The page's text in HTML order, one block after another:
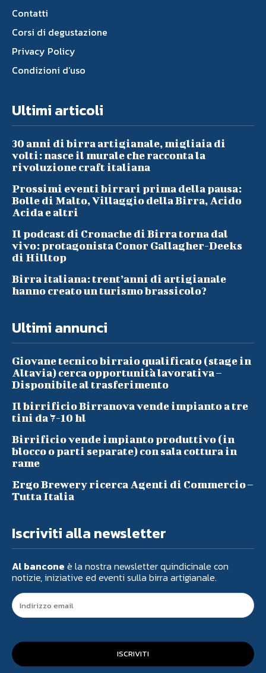
Contatti
Corsi di degustazione
Privacy Policy
Condizioni d’uso
Ultimi articoli
30 anni di birra artigianale, migliaia di
volti: nasce il murale che racconta la
rivoluzione craft italiana
Prossimi eventi birrari prima della pausa:
Bolle di Malto, Villaggio della Birra, Acido
Acida e altri
Il podcast di Cronache di Birra torna dal
vivo: protagonista Conor Gallagher-Deeks
di Hilltop
Birra italiana: trent’anni di artigianale
hanno creato un turismo brassicolo?
Ultimi annunci
Giovane tecnico birraio qualificato (stage in
Altavia) cerca opportunità lavorativa –
Disponibile al trasferimento
Il birrificio Birranova vende impianto a tre
tini da 7-10 hl
Birrificio vende impianto produttivo (in
blocco o parti separate) con sala cottura in
rame
Ergo Brewery ricerca Agenti di Commercio –
Tutta Italia
Iscriviti alla newsletter
Al bancone è la nostra newsletter quindicinale con
notizie, iniziative ed eventi sulla birra artigianale.
ISCRIVITI